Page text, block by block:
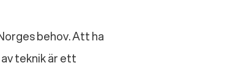
behov. Att ha
teknik är ett